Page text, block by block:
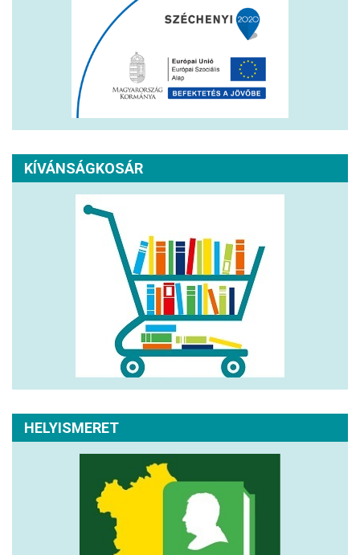
KÍVÁNSÁGKOSÁR
HELYISMERET